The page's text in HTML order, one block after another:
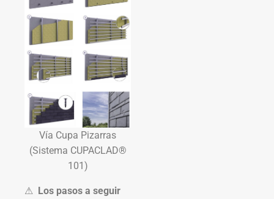
Vía Cupa Pizarras
(Sistema CUPACLAD®
101)
⚠ Los pasos a seguir